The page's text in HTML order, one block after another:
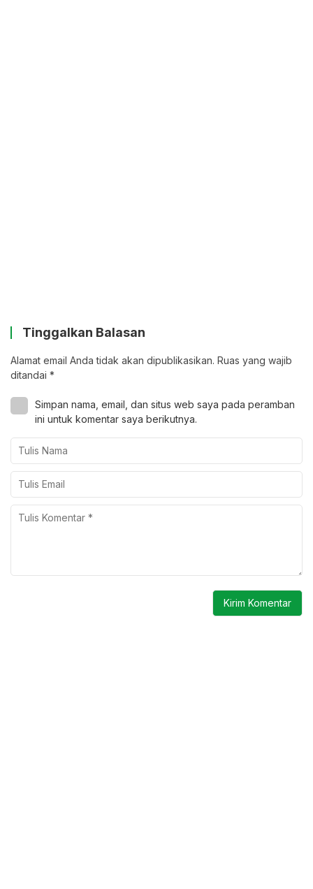
Tinggalkan Balasan
Alamat email Anda tidak akan dipublikasikan. Ruas yang wajib
ditandai *
Simpan nama, email, dan situs web saya pada peramban
ini untuk komentar saya berikutnya.